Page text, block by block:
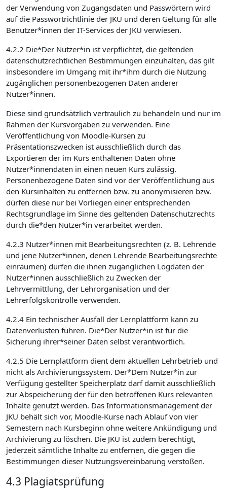
der Verwendung von Zugangsdaten und Passwörtern wird
auf die Passwortrichtlinie der JKU und deren Geltung für alle
Benutzer*innen der IT-Services der JKU verwiesen.
4.2.2 Die*Der Nutzer*in ist verpflichtet, die geltenden
datenschutzrechtlichen Bestimmungen einzuhalten, das gilt
insbesondere im Umgang mit ihr*ihm durch die Nutzung
zugänglichen personenbezogenen Daten anderer
Nutzer*innen.
Diese sind grundsätzlich vertraulich zu behandeln und nur im
Rahmen der Kursvorgaben zu verwenden. Eine
Veröffentlichung von Moodle-Kursen zu
Präsentationszwecken ist ausschließlich durch das
Exportieren der im Kurs enthaltenen Daten ohne
Nutzer*innendaten in einen neuen Kurs zulässig.
Personenbezogene Daten sind vor der Veröffentlichung aus
den Kursinhalten zu entfernen bzw. zu anonymisieren bzw.
dürfen diese nur bei Vorliegen einer entsprechenden
Rechtsgrundlage im Sinne des geltenden Datenschutzrechts
durch die*den Nutzer*in verarbeitet werden.
4.2.3 Nutzer*innen mit Bearbeitungsrechten (z. B. Lehrende
und jene Nutzer*innen, denen Lehrende Bearbeitungsrechte
einräumen) dürfen die ihnen zugänglichen Logdaten der
Nutzer*innen ausschließlich zu Zwecken der
Lehrvermittlung, der Lehrorganisation und der
Lehrerfolgskontrolle verwenden.
4.2.4 Ein technischer Ausfall der Lernplattform kann zu
Datenverlusten führen. Die*Der Nutzer*in ist für die
Sicherung ihrer*seiner Daten selbst verantwortlich.
4.2.5 Die Lernplattform dient dem aktuellen Lehrbetrieb und
nicht als Archivierungssystem. Der*Dem Nutzer*in zur
Verfügung gestellter Speicherplatz darf damit ausschließlich
zur Abspeicherung der für den betroffenen Kurs relevanten
Inhalte genutzt werden. Das Informationsmanagement der
JKU behält sich vor, Moodle-Kurse nach Ablauf von vier
Semestern nach Kursbeginn ohne weitere Ankündigung und
Archivierung zu löschen. Die JKU ist zudem berechtigt,
jederzeit sämtliche Inhalte zu entfernen, die gegen die
Bestimmungen dieser Nutzungsvereinbarung verstoßen.
4.3 Plagiatsprüfung